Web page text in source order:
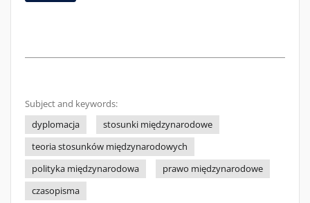
Subject and keywords:
dyplomacja
stosunki międzynarodowe
teoria stosunków międzynarodowych
polityka międzynarodowa
prawo międzynarodowe
czasopisma